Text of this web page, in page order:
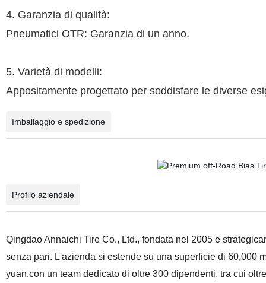
4. Garanzia di qualità:
Pneumatici OTR: Garanzia di un anno.
5. Varietà di modelli:
Appositamente progettato per soddisfare le diverse
Imballaggio e spedizione
Profilo aziendale
Qingdao Annaichi Tire Co., Ltd., fondata nel 2005 e
senza pari. L'azienda si estende su una superficie di 60,000
yuan.con un team dedicato di oltre 300 dipendenti, tra cui